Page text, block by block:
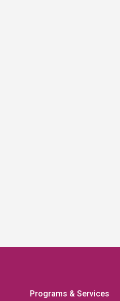
Programs & Services